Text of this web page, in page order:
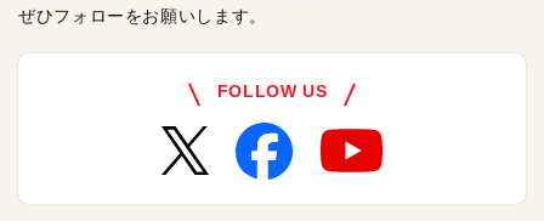
ぜひフォローをお願いします。
FOLLOW US